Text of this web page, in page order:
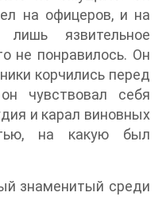
на офицеров, и на
язвительное
не понравилось. Он
корчились перед
чувствовал себя
и карал виновных
на какую был
знаменитый среди